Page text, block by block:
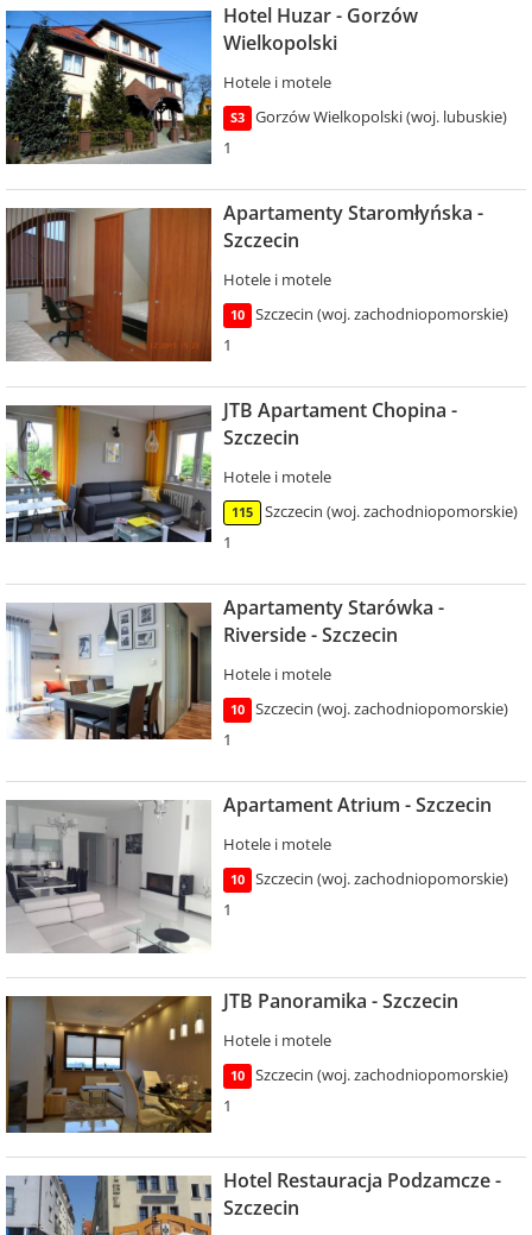
Hotel Huzar - Gorzów
Wielkopolski
Hotele i motele
S3
Gorzów Wielkopolski (woj. lubuskie)
1
Apartamenty Staromłyńska -
Szczecin
Hotele i motele
10
Szczecin (woj. zachodniopomorskie)
1
JTB Apartament Chopina -
Szczecin
Hotele i motele
115
Szczecin (woj. zachodniopomorskie)
1
Apartamenty Starówka -
Riverside - Szczecin
Hotele i motele
10
Szczecin (woj. zachodniopomorskie)
1
Apartament Atrium - Szczecin
Hotele i motele
10
Szczecin (woj. zachodniopomorskie)
1
JTB Panoramika - Szczecin
Hotele i motele
10
Szczecin (woj. zachodniopomorskie)
1
Hotel Restauracja Podzamcze -
Szczecin